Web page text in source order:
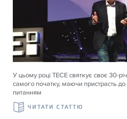
У цьому році ТЕСЕ святкує своє 30-
самого початку, маючи пристрасть до
питанням
ЧИТАТИ СТАТТЮ